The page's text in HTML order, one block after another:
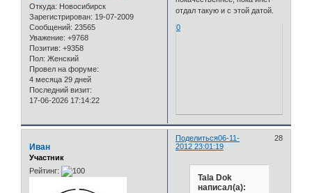
Откуда: Новосибирск
Зарегистрирован: 19-07-2009
Сообщений: 23565
Уважение: +9768
Позитив: +9358
Пол: Женский
Провел на форуме:
4 месяца 29 дней
Последний визит:
17-06-2026 17:14:22
отдал такую и с этой датой.
0
Поделиться 28
06-11-
2012 23:01:19
Иван
Участник
Рейтинг:
Tala Dok
написал(а):